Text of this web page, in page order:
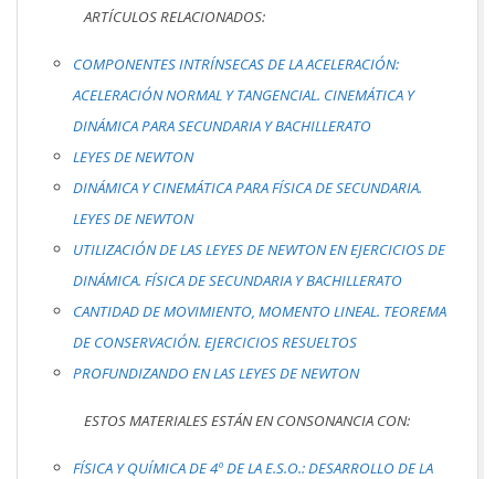
ARTÍCULOS RELACIONADOS:
COMPONENTES INTRÍNSECAS DE LA ACELERACIÓN:
ACELERACIÓN NORMAL Y TANGENCIAL. CINEMÁTICA Y
DINÁMICA PARA SECUNDARIA Y BACHILLERATO
LEYES DE NEWTON
DINÁMICA Y CINEMÁTICA PARA FÍSICA DE SECUNDARIA.
LEYES DE NEWTON
UTILIZACIÓN DE LAS LEYES DE NEWTON EN EJERCICIOS DE
DINÁMICA. FÍSICA DE SECUNDARIA Y BACHILLERATO
CANTIDAD DE MOVIMIENTO, MOMENTO LINEAL. TEOREMA
DE CONSERVACIÓN. EJERCICIOS RESUELTOS
PROFUNDIZANDO EN LAS LEYES DE NEWTON
ESTOS MATERIALES ESTÁN EN CONSONANCIA CON:
FÍSICA Y QUÍMICA DE 4º DE LA E.S.O.: DESARROLLO DE LA